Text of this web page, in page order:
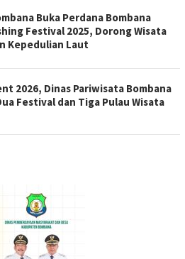
Buka Perdana Bombana
Festival 2025, Dorong Wisata
Kepedulian Laut
2026, Dinas Pariwisata Bombana
Festival dan Tiga Pulau Wisata